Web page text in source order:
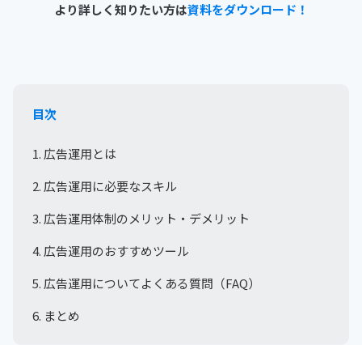
より詳しく知りたい方は資料をダウンロード！
目次
1. 広告運用とは
2. 広告運用に必要なスキル
3. 広告運用体制のメリット・デメリット
4. 広告運用のおすすめツール
5. 広告運用についてよくある質問（FAQ）
6. まとめ